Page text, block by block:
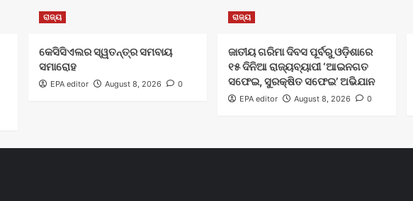
ରାଜ୍ୟ
କେସିସିଏଲର ସ୍ୱତନ୍ତ୍ର ସମବାୟ
ସମାରୋହ
EPA editor August 8, 2026 0
ରାଜ୍ୟ
ଜାତୀୟ ଗରିମା ଦିବସ ପୂର୍ବରୁ ଓଡ଼ିଶାରେ
୧୫ ଦିନିଆ ରାଜ୍ୟବ୍ୟାପୀ ‘ଆଇନଗତ
ସଫେଇ, ସୁରକ୍ଷିତ ସଫେଇ’ ଅଭିଯାନ
EPA editor August 8, 2026 0